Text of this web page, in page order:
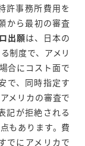
許事務所費用を
から最初の審査
出願は、日本の
制度で、アメリ
合にコスト面で
で、同時指定す
メリカの審査で
記が拒絶される
もあります。費
でにアメリカで